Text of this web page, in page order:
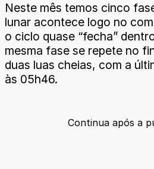
Neste mês temos cinco
lunar acontece logo no
o ciclo quase “fecha”
mesma fase se repete no
duas luas cheias, com a
às 05h46.
Continua após a